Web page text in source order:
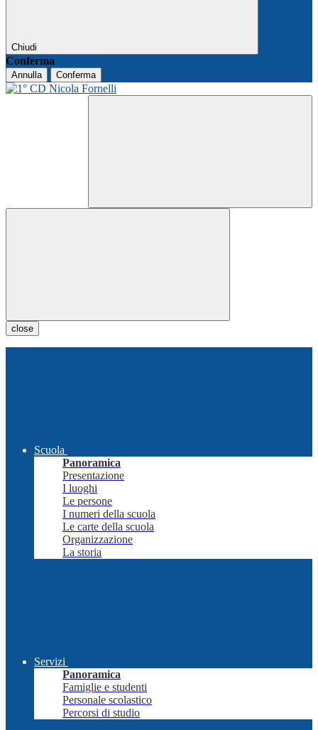
Chiudi
Conferma
Annulla Conferma
close
Scuola
Panoramica
Presentazione
I luoghi
Le persone
I numeri della scuola
Le carte della scuola
Organizzazione
La storia
Servizi
Panoramica
Famiglie e studenti
Personale scolastico
Percorsi di studio